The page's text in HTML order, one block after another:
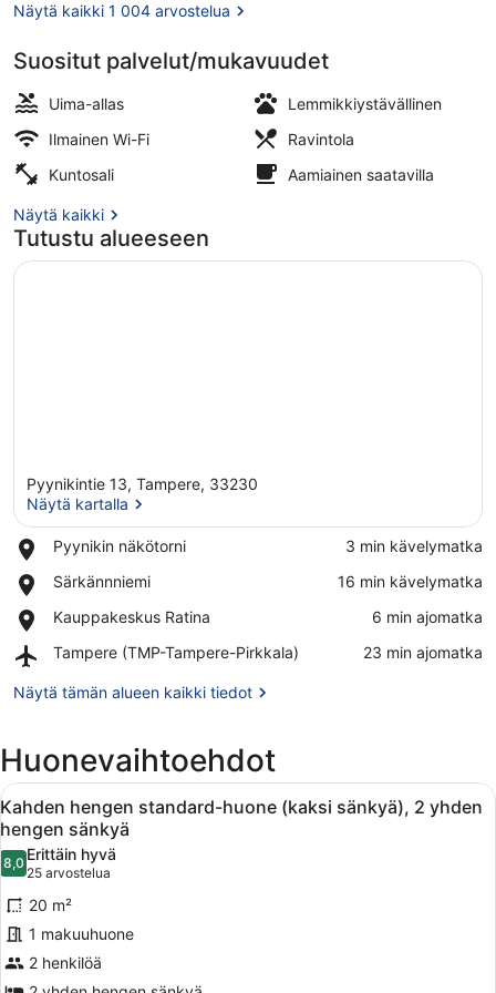
Sauna
Näytä kaikki 1 004 arvostelua
Suositut palvelut/mukavuudet
Uima-allas
Lemmikkiystävällinen
Ilmainen Wi-Fi
Ravintola
Kuntosali
Aamiainen saatavilla
Näytä kaikki
Tutustu alueeseen
Pyynikintie 13, Tampere, 33230
Näytä kartalla
Pyynikin näkötorni
Place,
näkötorni
‪3 min kävelymatka‬
Särkännniemi
Place,
‪16 min kävelymatka‬
Kauppakeskus Ratina
Place,
Ratina
‪6 min ajomatka‬
Tampere (TMP-Tampere-Pirkkala)
Airport,
(TMP-
‪23 min ajomatka‬
Näytä tämän alueen kaikki tiedot
Huonevaihtoehdot
Avaa
kaikki
huonetyypin
Kahden
hengen
standard-
huone
(kaksi
Hotellihuone, jossa on kaksi
7
Kahden hengen standard-huone (kaksi sänkyä), 2 yhden
hengen sänkyä
8,08,0 kautta 10
Erittäin hyvä
25 arvostelua
(25
arvostelua)
20 m²
1 makuuhuone
2 henkilöä